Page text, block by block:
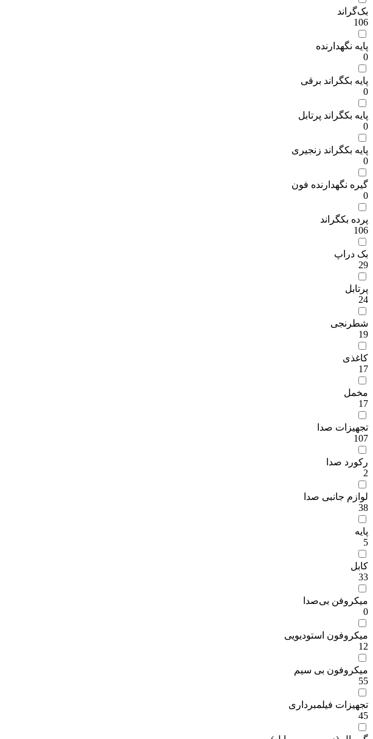
بک‌گراند
106
پایه نگهدارنده
0
پایه بکگراند برقی
0
پایه بکگراند پرتابل
0
پایه بکگراند زنجیری
0
گیره نگهدارنده فون
0
پرده بکگراند
106
بک دراپ
29
پرتابل
24
شطرنجی
19
کاغذی
17
مخمل
17
تجهیزات صدا
107
رکورد صدا
2
لوازم جانبی صدا
38
پایه
5
کابل
33
میکروفن بی‌صدا
0
میکروفون استودیویی
12
میکروفون بی سیم
55
تجهیزات فیلمبرداری
45